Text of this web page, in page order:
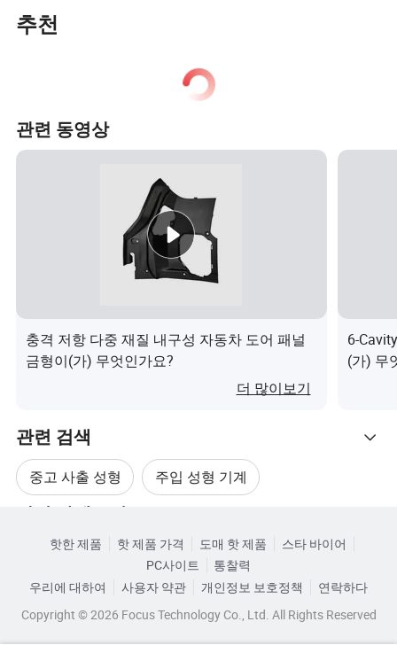
콘타터
참고: 모든 치수와 무게는 수동으로 측정되며 1-2(mm/ g)
의 오류가 있을 수 있습니다.
추천
관련 동영상
충격 저항 다중 재질 내구성 자동차 도어 패널
금형이(가) 무엇인가요?
더 많이보기
6-
(가) 무
관련 검색
중고 사출 성형 주입 성형 기계
주입 성형 플라스틱 금형 설계
사용된 플라스틱 사출 금형
카테고리로 찾아보기
핫한 제품 핫 제품 가격 도매 핫 제품
스타 바이어
PC사이트
통찰력
우리에 대하여
사용자 약관 개인정보 보호정책
연락하다
Copyright © 2026 Focus Technology Co., Ltd. All Rights Reserved